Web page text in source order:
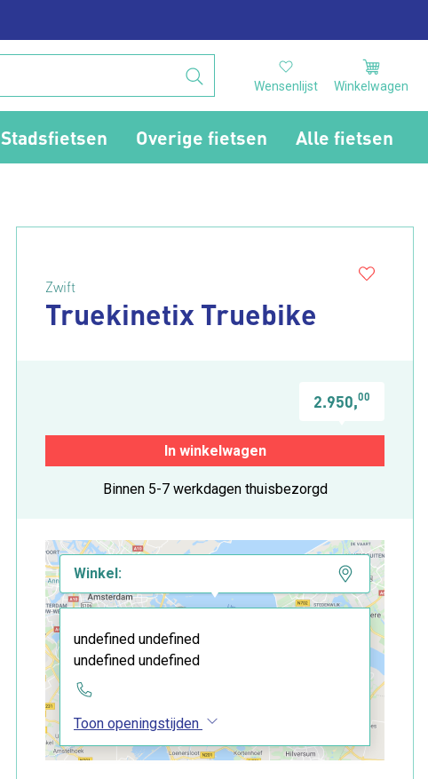
Wensenlijst Winkelwagen
Stadsfietsen Overige fietsen Alle fietsen
Zwift
Truekinetix Truebike
2.950,00
In winkelwagen
Binnen 5-7 werkdagen thuisbezorgd
Winkel:
undefined undefined
undefined undefined
Toon openingstijden